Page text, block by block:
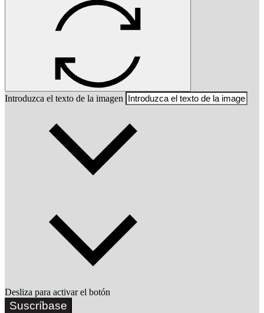
Introduzca el texto de la imagen
Desliza para activar el botón
Suscríbase